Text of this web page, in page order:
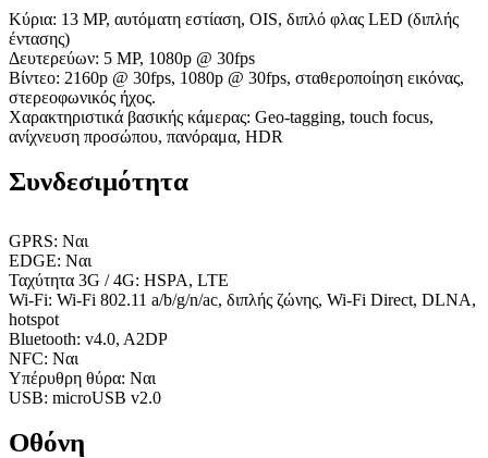
Κύρια: 13 MP, αυτόματη εστίαση, OIS, διπλό φλας LED (διπλής
έντασης)
Δευτερεύων: 5 MP, 1080p @ 30fps
Βίντεο: 2160p @ 30fps, 1080p @ 30fps, σταθεροποίηση εικόνας,
στερεοφωνικός ήχος.
Χαρακτηριστικά βασικής κάμερας: Geo-tagging, touch focus,
ανίχνευση προσώπου, πανόραμα, HDR
Συνδεσιμότητα
GPRS: Ναι
EDGE: Ναι
Ταχύτητα 3G / 4G: HSPA, LTE
Wi-Fi: Wi-Fi 802.11 a/b/g/n/ac, διπλής ζώνης, Wi-Fi Direct, DLNA,
hotspot
Bluetooth: v4.0, A2DP
NFC: Ναι
Υπέρυθρη θύρα: Ναι
USB: microUSB v2.0
Οθόνη